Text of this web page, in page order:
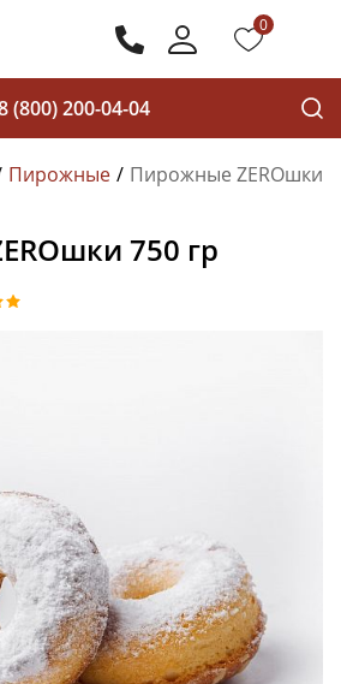
0
(800) 200-04-04
Пирожные
Пирожные ZEROшки
750 гр